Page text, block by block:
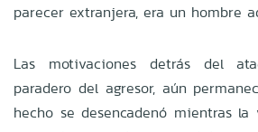
parecer extranjera, era un hombre
Las motivaciones detrás del
paradero del agresor, aún
hecho se desencadenó mientras